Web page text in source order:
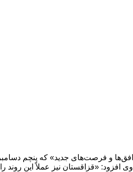
و فرصت‌های جدید» که پنچم
«قزاقستان نیز عملاً این روند را